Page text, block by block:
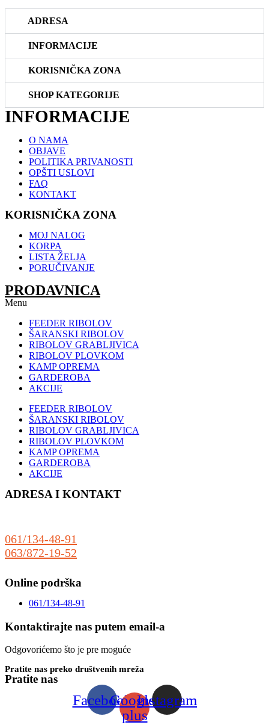
ADRESA
INFORMACIJE
KORISNIČKA ZONA
SHOP KATEGORIJE
INFORMACIJE
O NAMA
OBJAVE
POLITIKA PRIVANOSTI
OPŠTI USLOVI
FAQ
KONTAKT
KORISNIČKA ZONA
MOJ NALOG
KORPA
LISTA ŽELJA
PORUČIVANJE
PRODAVNICA
Menu
FEEDER RIBOLOV
ŠARANSKI RIBOLOV
RIBOLOV GRABLJIVICA
RIBOLOV PLOVKOM
KAMP OPREMA
GARDEROBA
AKCIJE
FEEDER RIBOLOV
ŠARANSKI RIBOLOV
RIBOLOV GRABLJIVICA
RIBOLOV PLOVKOM
KAMP OPREMA
GARDEROBA
AKCIJE
ADRESA I KONTAKT
061/134-48-91
063/872-19-52
Online podrška
061/134-48-91
Kontaktirajte nas putem email-a
Odgovorićemo što je pre moguće
Pratite nas preko društvenih mreža
Pratite nas
FacebookGoogle-
plus
Instagram